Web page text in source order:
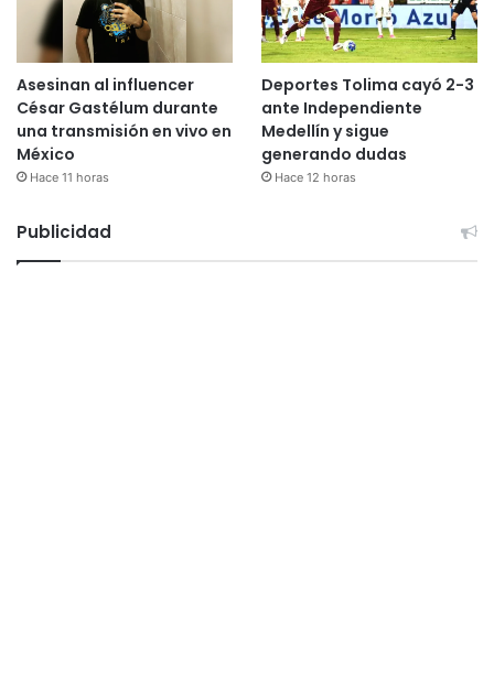
Asesinan al influencer
César Gastélum durante
una transmisión en vivo en
México
Hace 11 horas
Deportes Tolima cayó 2-3
ante Independiente
Medellín y sigue
generando dudas
Hace 12 horas
Publicidad